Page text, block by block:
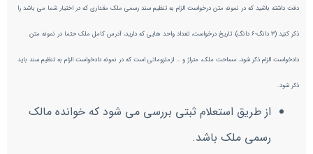
دقت داشته باشید که در نمونه متن درخواست الزام به تنظیم سند رسمی ملک مقداری که در اختیار شما می باشد را
ذکر کنید (۳ دانگ-۶ دانگ)، تاريخ درخواست، تعداد واحد هایی که دارید، آدرس کامل ملک حتما در نمونه متن
دادخواست الزام ذکر شود، مساحت ملک، متراژ و … ازملزوماتی است که در نمونه دادخواست الزام به تنظیم سند باید
ذکر شود.
از طریق استعلام ثبتی بررسی می شود که خوانده مالک
رسمی ملک باشد.